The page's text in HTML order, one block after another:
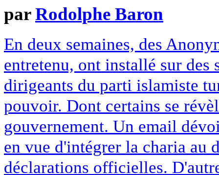
parRodolphe Baron
En deux semaines, des
entretenu, ont installé sur des
dirigeants du parti islamiste
pouvoir. Dont certains se
gouvernement. Un email
en vue d'intégrer la charia au
déclarations officielles.